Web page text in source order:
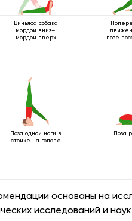
Виньяса собака
мордой вниз–
мордой вверх
позе
Поза одной ноги в
стойке на голове
Поза
основаны на
исследований и